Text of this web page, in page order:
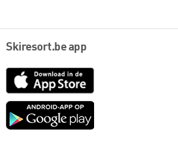
Skiresort.be app
App
Google